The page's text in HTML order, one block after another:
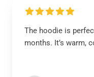
The hoodie is
months. It’s warm,